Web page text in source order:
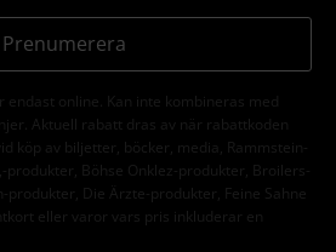
Prenumerera
endast online. Kan inte kombineras med
Aktuell rabatt dras av när rabattkoden
köp av biljetter, böcker, media, Rammstein-
Böhse Onklez-produkter, Broilers-
produkter, Die Ärzte-produkter, Feine Sahne
eller varor vars pris inkluderar en